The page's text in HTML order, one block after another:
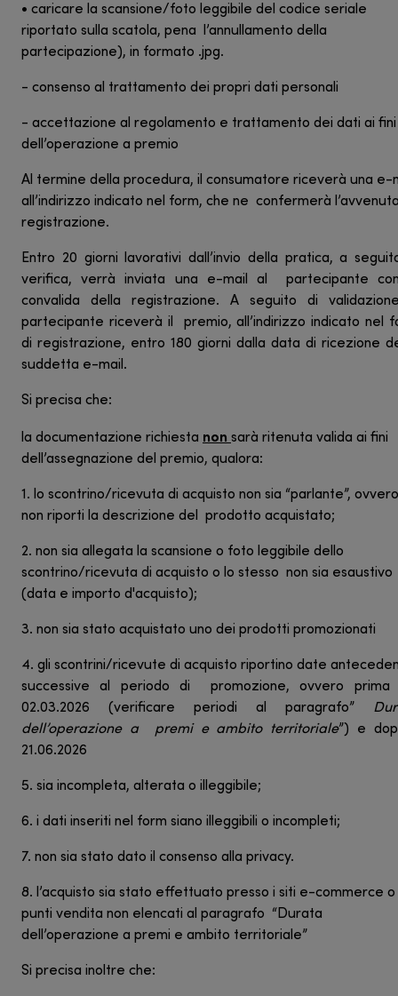
• caricare la scansione/foto leggibile del codice seriale
riportato sulla scatola, pena l’annullamento della
partecipazione), in formato .jpg.
- consenso al trattamento dei propri dati personali
- accettazione al regolamento e trattamento dei dati ai fini
dell’operazione a premio
Al termine della procedura, il consumatore riceverà una e-
all’indirizzo indicato nel form, che ne confermerà
registrazione.
Entro 20 giorni lavorativi dall’invio della pratica, a
verifica, verrà inviata una e-mail al partecipante
convalida della registrazione. A seguito di
partecipante riceverà il premio, all’indirizzo indicato nel
di registrazione, entro 180 giorni dalla data di ricezione
suddetta e-mail.
Si precisa che:
la documentazione richiesta non sarà ritenuta valida ai fini
dell’assegnazione del premio, qualora:
1. lo scontrino/ricevuta di acquisto non sia “parlante”, ovvero
non riporti la descrizione del prodotto acquistato;
2. non sia allegata la scansione o foto leggibile dello
scontrino/ricevuta di acquisto o lo stesso non sia esaustivo
(data e importo d'acquisto);
3. non sia stato acquistato uno dei prodotti promozionati
4. gli scontrini/ricevute di acquisto riportino date
successive al periodo di promozione, ovvero prima
02.03.2026 (verificare periodi al paragrafo”
dell’operazione a premi e ambito territoriale”) e
21.06.2026
5. sia incompleta, alterata o illeggibile;
6. i dati inseriti nel form siano illeggibili o incompleti;
7. non sia stato dato il consenso alla privacy.
8. l’acquisto sia stato effettuato presso i siti e-commerce o
punti vendita non elencati al paragrafo “Durata
dell’operazione a premi e ambito territoriale”
Si precisa inoltre che: